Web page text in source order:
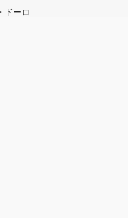
ドーロ